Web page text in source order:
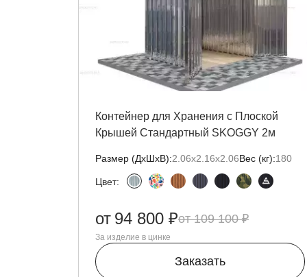
Контейнер для Хранения с Плоской
Крышей Стандартный SKOGGY 2м
Размер (ДxШxВ):2.06х2.16х2.06Вес (кг):180
Цвет:
109 100 ₽
от 94 800 ₽
За изделие в цинке
Заказать